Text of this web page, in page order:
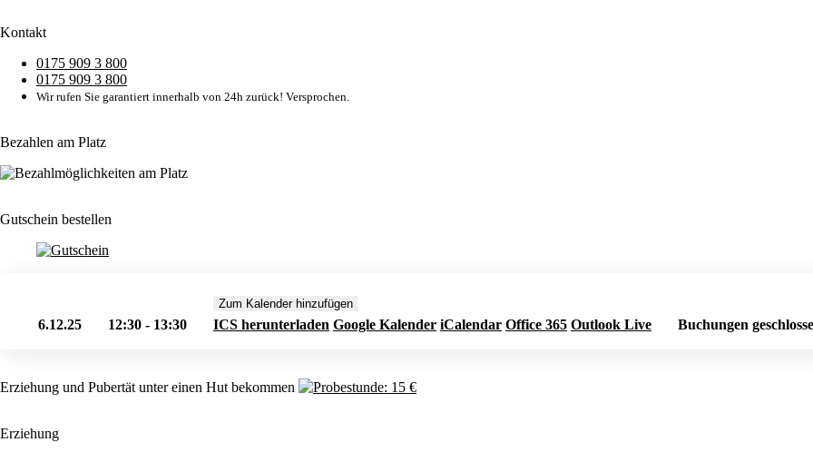
Kontakt
0175 909 3 800
0175 909 3 800
Wir rufen Sie garantiert innerhalb von 24h zurück! Versprochen.
Bezahlen am Platz
Gutschein bestellen
6.12.25 12:30 - 13:30
Zum Kalender hinzufügen
ICS herunterladen Google Kalender iCalendar Office 365 Outlook Live Buchungen
Erziehung und Pubertät unter einen Hut bekommen
Erziehung